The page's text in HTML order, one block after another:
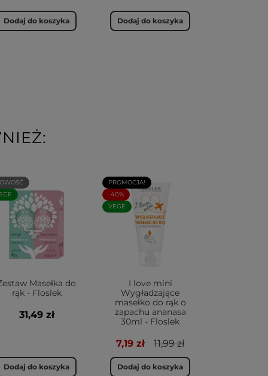
Dodaj do koszyka Dodaj do koszyka
Masełka do
rąk - Floslek
31,49 zł
Dodaj do koszyka
PROMOCJA!
-40%
VEGE
I love mini
Wygładzające
masełko do rąk o
zapachu ananasa
30ml - Floslek
7,19 zł 11,99 zł
Dodaj do koszyka